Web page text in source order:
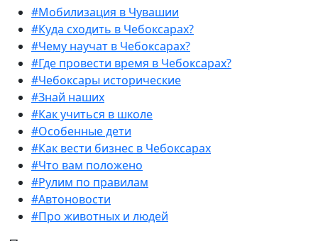
#Мобилизация в Чувашии
#Куда сходить в Чебоксарах?
#Чему научат в Чебоксарах?
#Где провести время в Чебоксарах?
#Чебоксары исторические
#Знай наших
#Как учиться в школе
#Особенные дети
#Как вести бизнес в Чебоксарах
#Что вам положено
#Рулим по правилам
#Автоновости
#Про животных и людей